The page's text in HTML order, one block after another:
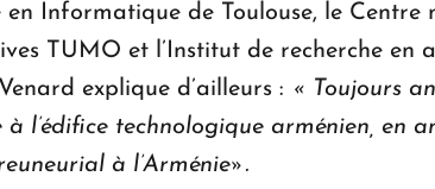
en Informatique de Toulouse, le
TUMO et l’Institut de recherche
explique d’ailleurs : « Toujours
l’édifice technologique arménien, en
à l’Arménie».